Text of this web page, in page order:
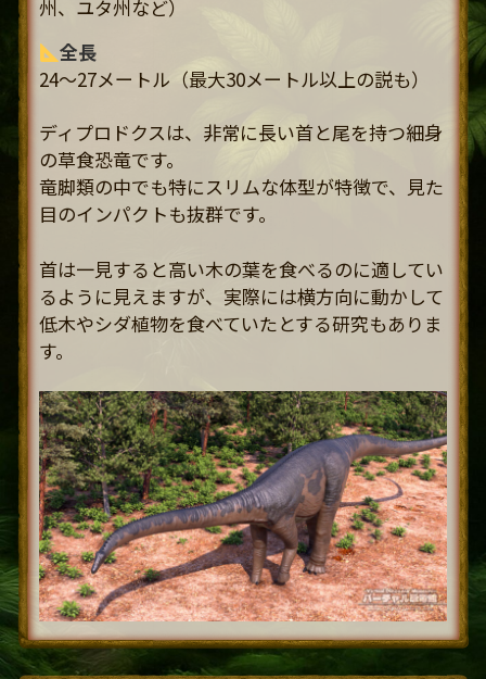
州、ユタ州など）
全長
24〜27メートル（最大30メートル以上の説も）
ディプロドクスは、非常に長い首と尾を持つ細身
の草食恐竜です。
竜脚類の中でも特にスリムな体型が特徴で、見た
目のインパクトも抜群です。
首は一見すると高い木の葉を食べるのに適してい
るように見えますが、実際には横方向に動かして
低木やシダ植物を食べていたとする研究もありま
す。